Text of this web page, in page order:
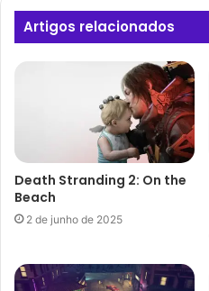
Artigos relacionados
Death Stranding 2: On the
Beach
2 de junho de 2025